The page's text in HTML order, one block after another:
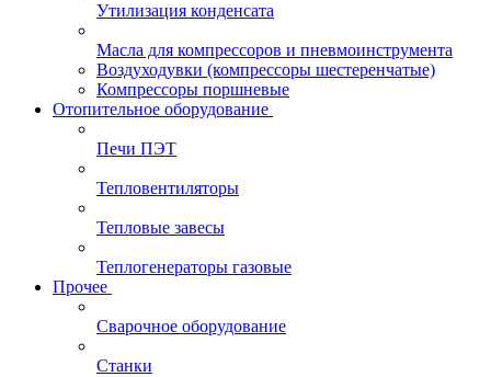
Утилизация конденсата
Масла для компрессоров и пневмоинструмента
Воздуходувки (компрессоры шестеренчатые)
Компрессоры поршневые
Отопительное оборудование
Печи ПЭТ
Тепловентиляторы
Тепловые завесы
Теплогенераторы газовые
Прочее
Сварочное оборудование
Станки